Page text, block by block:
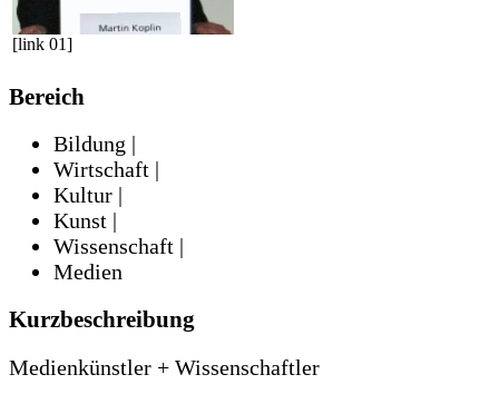
[link 01]
Bereich
Bildung |
Wirtschaft |
Kultur |
Kunst |
Wissenschaft |
Medien
Kurzbeschreibung
Medienkünstler + Wissenschaftler